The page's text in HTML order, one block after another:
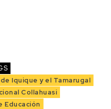
Iquique y el Tamarugal
Collahuasi
Educación